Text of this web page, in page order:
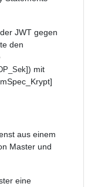
JWT gegen
den
]) mit
aus einem
Master und
eine